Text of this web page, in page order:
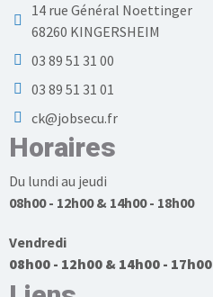
14 rue Général Noettinger
68260 KINGERSHEIM
03 89 51 31 00
03 89 51 31 01
ck@jobsecu.fr
Horaires
Du lundi au jeudi
08h00 - 12h00 & 14h00 - 18h00
Vendredi
08h00 - 12h00 & 14h00 - 17h00